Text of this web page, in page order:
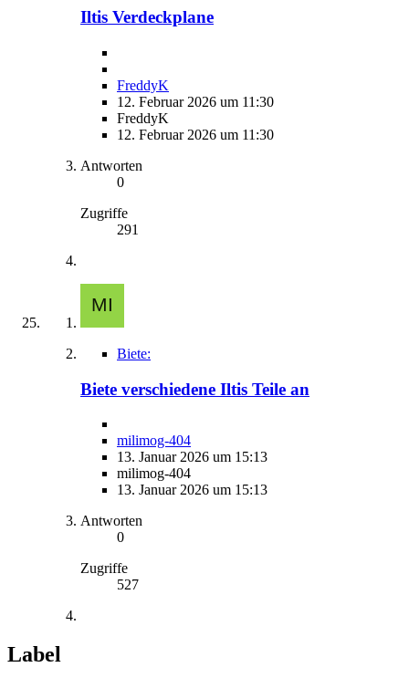
Iltis Verdeckplane
FreddyK
12. Februar 2026 um 11:30
FreddyK
12. Februar 2026 um 11:30
Antworten
0
Zugriffe
291
Biete:
Biete verschiedene Iltis Teile an
milimog-404
13. Januar 2026 um 15:13
milimog-404
13. Januar 2026 um 15:13
Antworten
0
Zugriffe
527
Label